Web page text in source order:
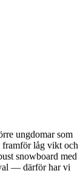
ungdomar som
framför låg vikt och
snowboard med
— därför har vi